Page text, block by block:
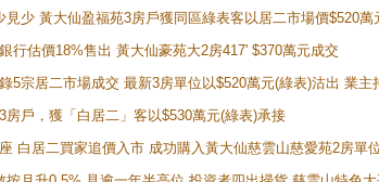
見少 黃大仙盈福苑3房戶獲同區綠表客以居二市場價$520萬
行估價18%售出 黃大仙豪苑大2房417' $370萬元成交
5宗居二市場成交 最新3房單位以$520萬元(綠表)沽出 業主
房戶，獲「白居二」客以$530萬元(綠表)承接
白居二買家追價入市 成功購入黃大仙慈雲山慈愛苑2房單